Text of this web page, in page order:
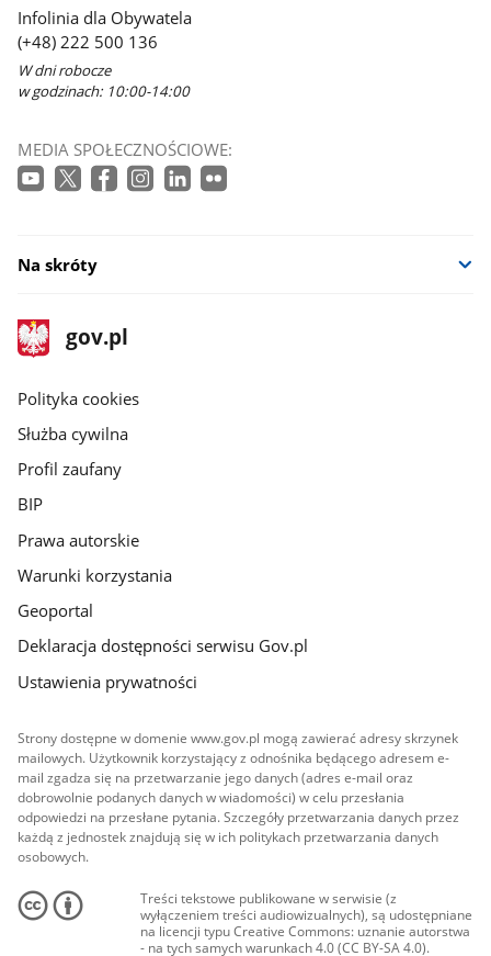
Infolinia dla Obywatela
(+48) 222 500 136
W dni robocze
w godzinach: 10:00-14:00
MEDIA SPOŁECZNOŚCIOWE:
Na skróty
stopka
gov.pl
Strona
gov.pl
gov.pl
Polityka cookies
Służba cywilna
Profil zaufany
BIP
Prawa autorskie
Warunki korzystania
Geoportal
Deklaracja dostępności serwisu Gov.pl
Ustawienia prywatności
Strony dostępne w domenie www.gov.pl mogą zawierać adresy skrzynek
mailowych. Użytkownik korzystający z odnośnika będącego adresem e-
mail zgadza się na przetwarzanie jego danych (adres e-mail oraz
dobrowolnie podanych danych w wiadomości) w celu przesłania
odpowiedzi na przesłane pytania. Szczegóły przetwarzania danych przez
każdą z jednostek znajdują się w ich politykach przetwarzania danych
osobowych.
Treści tekstowe publikowane w serwisie (z
wyłączeniem treści audiowizualnych), są udostępniane
na licencji typu Creative Commons: uznanie autorstwa
- na tych samych warunkach 4.0 (CC BY-SA 4.0).